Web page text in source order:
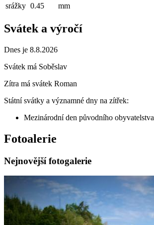
srážky 0.45 mm
Svátek a výročí
Dnes je 8.8.2026
Svátek má Soběslav
Zítra má svátek Roman
Státní svátky a významné dny na zítřek:
Mezinárodní den původního obyvatelstva
Fotoalerie
Nejnovější fotogalerie